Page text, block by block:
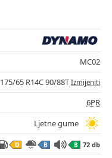
MC02
175/65 R14C 90/88T Izmijeniti
6PR
Ljetne gume
D B B 72 db